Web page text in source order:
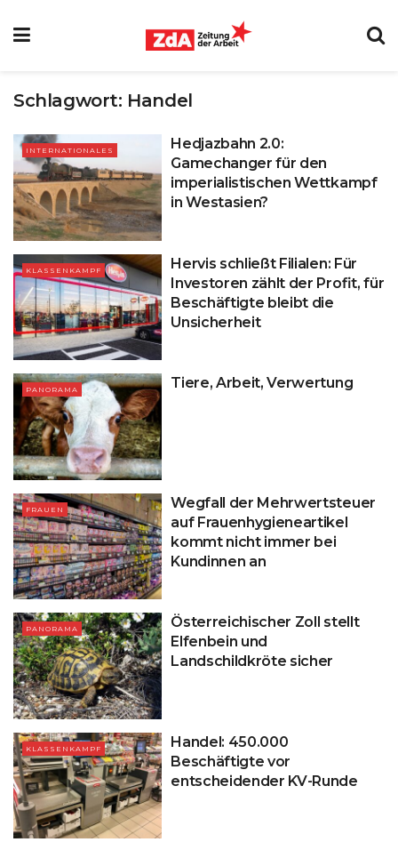
Schlagwort: Handel
INTERNATIONALES
Hedjazbahn 2.0:
Gamechanger für den
imperialistischen Wettkampf
in Westasien?
KLASSENKAMPF
Hervis schließt Filialen: Für
Investoren zählt der Profit, für
Beschäftigte bleibt die
Unsicherheit
PANORAMA Tiere, Arbeit, Verwertung
FRAUEN
Wegfall der Mehrwertsteuer
auf Frauenhygieneartikel
kommt nicht immer bei
Kundinnen an
PANORAMA
Österreichischer Zoll stellt
Elfenbein und
Landschildkröte sicher
KLASSENKAMPF
Handel: 450.000
Beschäftigte vor
entscheidender KV-Runde